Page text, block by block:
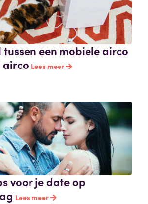
tussen een mobiele airco
airco Lees meer
voor je date op
Lees meer